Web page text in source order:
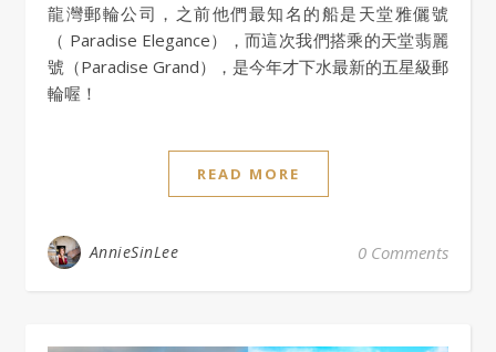
龍灣郵輪公司，之前他們最知名的船是天堂雅儷號
（ Paradise Elegance），而這次我們搭乘的天堂翡麗
號（Paradise Grand），是今年才下水最新的五星級郵
輪喔！
READ MORE
AnnieSinLee 0 Comments